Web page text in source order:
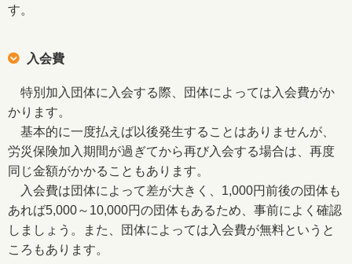
す。
入会費
特別加入団体に入会する際、団体によっては入会費がか
かります。
基本的に一度払えば以後発生することはありませんが、
労災保険加入期間が過ぎてから再び入会する場合は、再度
同じ金額がかかることもあります。
入会費は団体によって差が大きく、1,000円前後の団体も
あれば5,000～10,000円の団体もあるため、事前によく確認
しましょう。また、団体によっては入会費が無料というと
ころもあります。